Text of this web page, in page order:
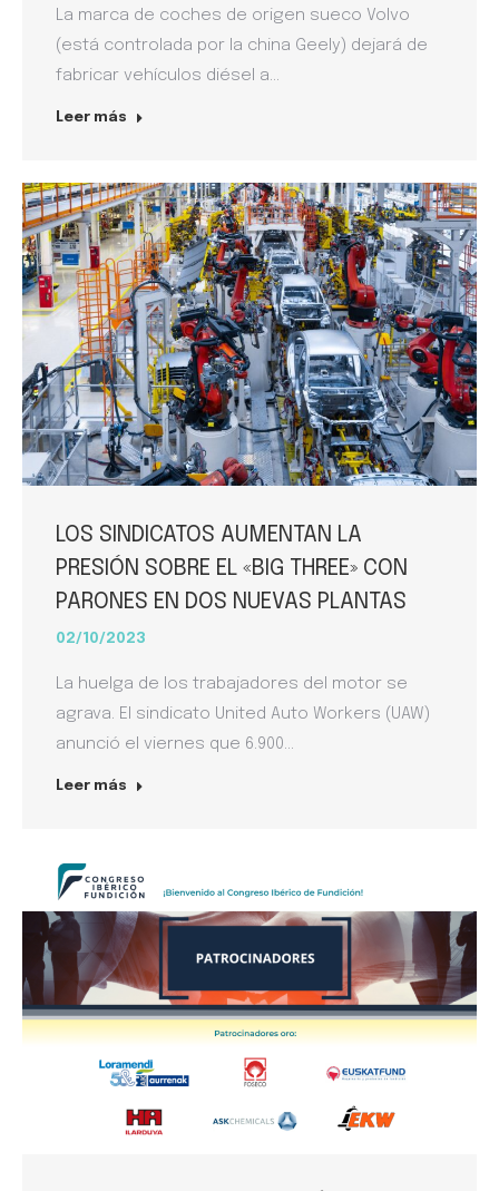
La marca de coches de origen sueco Volvo
(está controlada por la china Geely) dejará de
fabricar vehículos diésel a…
Leer más
LOS SINDICATOS AUMENTAN LA
PRESIÓN SOBRE EL «BIG THREE» CON
PARONES EN DOS NUEVAS PLANTAS
02/10/2023
La huelga de los trabajadores del motor se
agrava. El sindicato United Auto Workers (UAW)
anunció el viernes que 6.900…
Leer más